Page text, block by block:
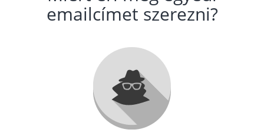
emailcímet szerezni?